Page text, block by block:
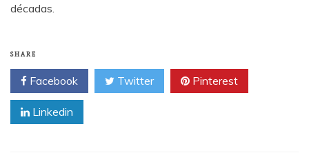
décadas.
SHARE
Facebook Twitter Pinterest
Linkedin